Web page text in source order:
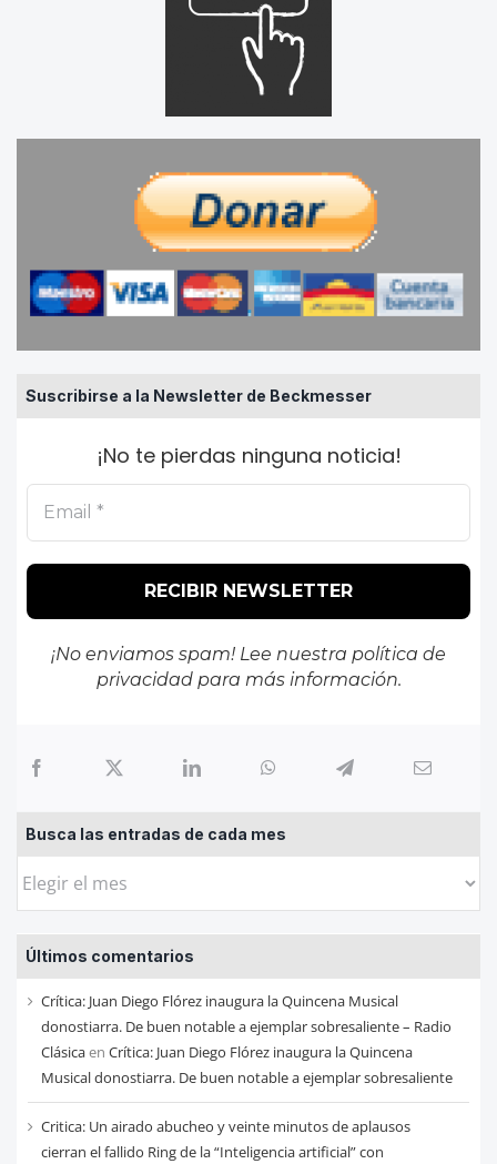
Suscribirse a la Newsletter de Beckmesser
¡No te pierdas ninguna noticia!
¡No enviamos spam! Lee nuestra política de
privacidadpara más información.
Busca las entradas de cada mes
Busca
entradas
de
cada
mes
Últimos comentarios
Crítica: Juan Diego Flórez inaugura la Quincena Musical
donostiarra. De buen notable a ejemplar sobresaliente – Radio
Clásicaen Crítica: Juan Diego Flórez inaugura la Quincena
Musical donostiarra. De buen notable a ejemplar sobresaliente
Critica: Un airado abucheo y veinte minutos de aplausos
cierran el fallido Ring de la “Inteligencia artificial” con